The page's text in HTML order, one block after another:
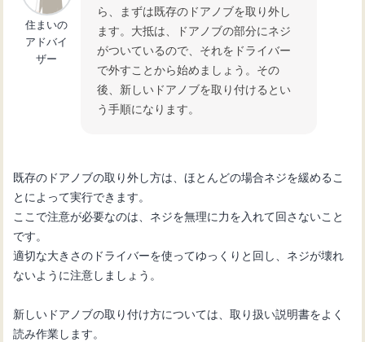
住まいの
アドバイ
ザー
ら、まずは既存のドアノブを取り外し
ます。大抵は、ドアノブの部分にネジ
がついているので、それをドライバー
で外すことから始めましょう。その
後、新しいドアノブを取り付けるとい
う手順になります。
既存のドアノブの取り外し方は、ほとんどの場合ネジを緩めるこ
とによって実行できます。
ここで注意が必要なのは、ネジを無理に力を入れて回さないこと
です。
適切な大きさのドライバーを使ってゆっくりと回し、ネジが壊れ
ないように注意しましょう。
新しいドアノブの取り付け方については、取り扱い説明書をよく
読み作業します。